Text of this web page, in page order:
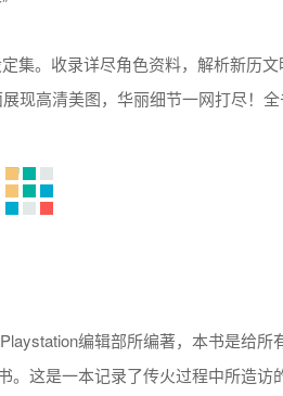
集。收录详尽角色资料，解析新历
现高清美图，华丽细节一网打尽！全
编辑部所编著，本书是给所
。这是一本记录了传火过程中所造访